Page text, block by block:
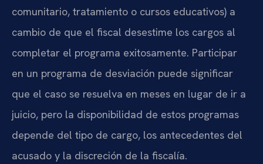
comunitario, tratamiento o cursos educativos) a
cambio de que el fiscal desestime los cargos al
completar el programa exitosamente. Participar
en un programa de desviación puede significar
que el caso se resuelva en meses en lugar de ir a
juicio, pero la disponibilidad de estos programas
depende del tipo de cargo, los antecedentes del
acusado y la discreción de la fiscalía.